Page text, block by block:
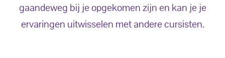
gaandeweg bij je opgekomen zijn en kan je je
ervaringen uitwisselen met andere cursisten.